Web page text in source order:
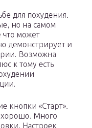
для похудения.
но на самом
что может
демонстрирует и
Возможна
к тому есть
кнопки «Старт».
хорошо. Много
Настроек